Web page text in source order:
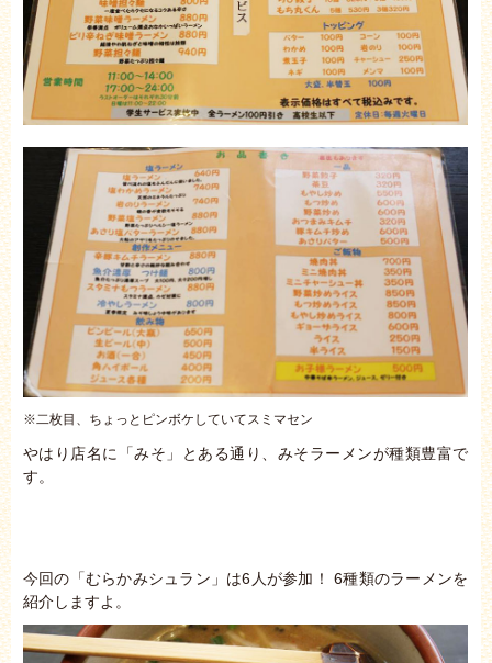
※二枚目、ちょっとピンボケしていてスミマセン
やはり店名に「みそ」とある通り、みそラーメンが種類豊富で
す。
今回の「むらかみシュラン」は6人が参加！ 6種類のラーメンを
紹介しますよ。